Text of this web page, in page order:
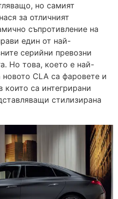
но самият
за отличният
съпротивление на
един от най-
серийни превозни
Но това, което е най-
CLA са фаровете и
които са интегрирани
стилизирана